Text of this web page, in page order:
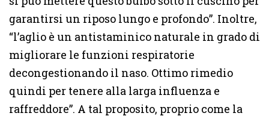
garantirsi un riposo lungo e profondo”. Inoltre,
“l’aglio è un antistaminico naturale in grado di
migliorare le funzioni respiratorie
decongestionando il naso. Ottimo rimedio
quindi per tenere alla larga influenza e
raffreddore”. A tal proposito, proprio come la